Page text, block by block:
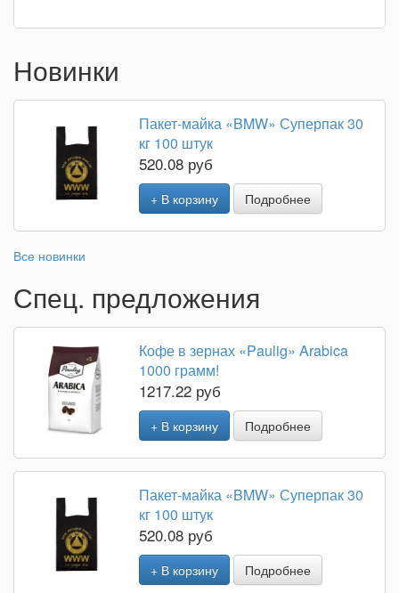
Новинки
Пакет-майка «BMW» Суперпак 30
кг 100 штук
520.08 руб
+ В корзину Подробнее
Все новинки
Спец. предложения
Кофе в зернах «Paulig» Arabica
1000 грамм!
1217.22 руб
+ В корзину Подробнее
Пакет-майка «BMW» Суперпак 30
кг 100 штук
520.08 руб
+ В корзину Подробнее